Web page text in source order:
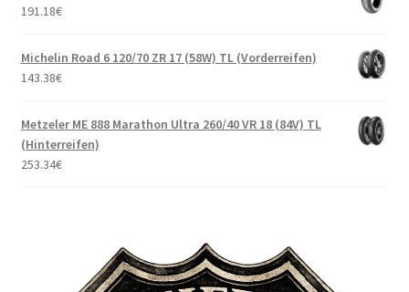
191.18€
Michelin Road 6 120/70 ZR 17 (58W) TL (Vorderreifen)
143.38€
Metzeler ME 888 Marathon Ultra 260/40 VR 18 (84V) TL
(Hinterreifen)
253.34€